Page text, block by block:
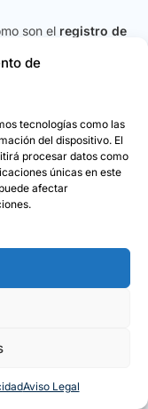
de
tecnologías como las
del dispositivo. El
procesar datos como
únicas en este
afectar
Aviso Legal
son el registro de
al mundo!